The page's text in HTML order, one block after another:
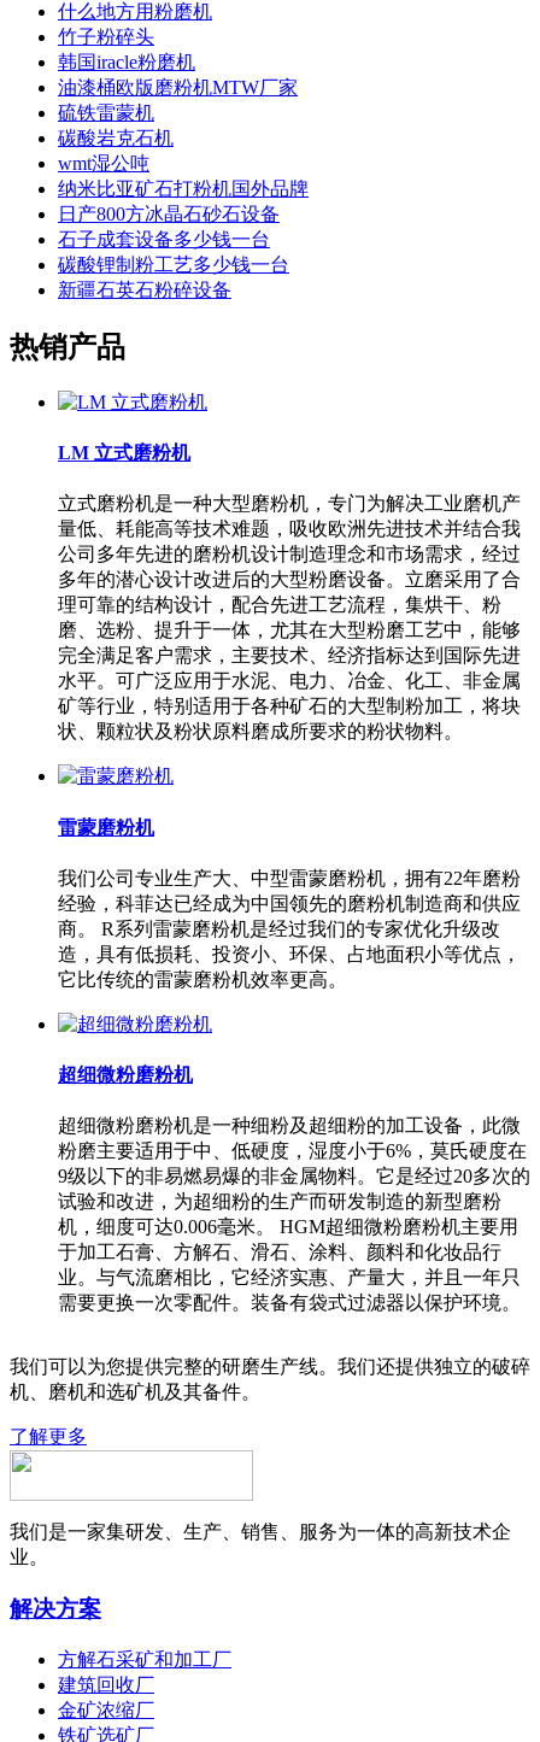
什么地方用粉磨机
竹子粉碎头
韩国iracle粉磨机
油漆桶欧版磨粉机MTW厂家
硫铁雷蒙机
碳酸岩克石机
wmt湿公吨
纳米比亚矿石打粉机国外品牌
日产800方冰晶石砂石设备
石子成套设备多少钱一台
碳酸锂制粉工艺多少钱一台
新疆石英石粉碎设备
热销产品
LM 立式磨粉机
立式磨粉机是一种大型磨粉机，专门为解决工业磨机产
量低、耗能高等技术难题，吸收欧洲先进技术并结合我
公司多年先进的磨粉机设计制造理念和市场需求，经过
多年的潜心设计改进后的大型粉磨设备。立磨采用了合
理可靠的结构设计，配合先进工艺流程，集烘干、粉
磨、选粉、提升于一体，尤其在大型粉磨工艺中，能够
完全满足客户需求，主要技术、经济指标达到国际先进
水平。可广泛应用于水泥、电力、冶金、化工、非金属
矿等行业，特别适用于各种矿石的大型制粉加工，将块
状、颗粒状及粉状原料磨成所要求的粉状物料。
雷蒙磨粉机
我们公司专业生产大、中型雷蒙磨粉机，拥有22年磨粉
经验，科菲达已经成为中国领先的磨粉机制造商和供应
商。 R系列雷蒙磨粉机是经过我们的专家优化升级改
造，具有低损耗、投资小、环保、占地面积小等优点，
它比传统的雷蒙磨粉机效率更高。
超细微粉磨粉机
超细微粉磨粉机是一种细粉及超细粉的加工设备，此微
粉磨主要适用于中、低硬度，湿度小于6%，莫氏硬度在
9级以下的非易燃易爆的非金属物料。它是经过20多次的
试验和改进，为超细粉的生产而研发制造的新型磨粉
机，细度可达0.006毫米。 HGM超细微粉磨粉机主要用
于加工石膏、方解石、滑石、涂料、颜料和化妆品行
业。与气流磨相比，它经济实惠、产量大，并且一年只
需要更换一次零配件。装备有袋式过滤器以保护环境。
我们可以为您提供完整的研磨生产线。我们还提供独立的破碎
机、磨机和选矿机及其备件。
了解更多
我们是一家集研发、生产、销售、服务为一体的高新技术企
业。
解决方案
方解石采矿和加工厂
建筑回收厂
金矿浓缩厂
铁矿选矿厂